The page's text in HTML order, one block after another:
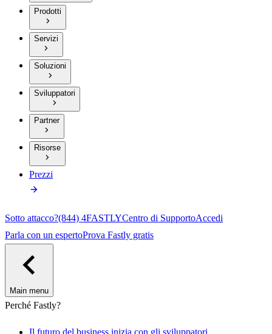
Prodotti
Servizi
Soluzioni
Sviluppatori
Partner
Risorse
Prezzi
Sotto attacco?(844) 4FASTLYCentro di SupportoAccedi
Parla con un espertoProva Fastly gratis
Main menu
Perché Fastly?
Il futuro del business inizia con gli sviluppatori